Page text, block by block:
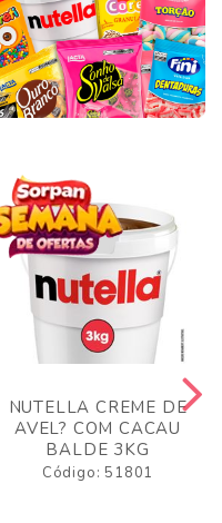
NUTELLA CREME DE
AVEL? COM CACAU
BALDE 3KG
Código: 51801